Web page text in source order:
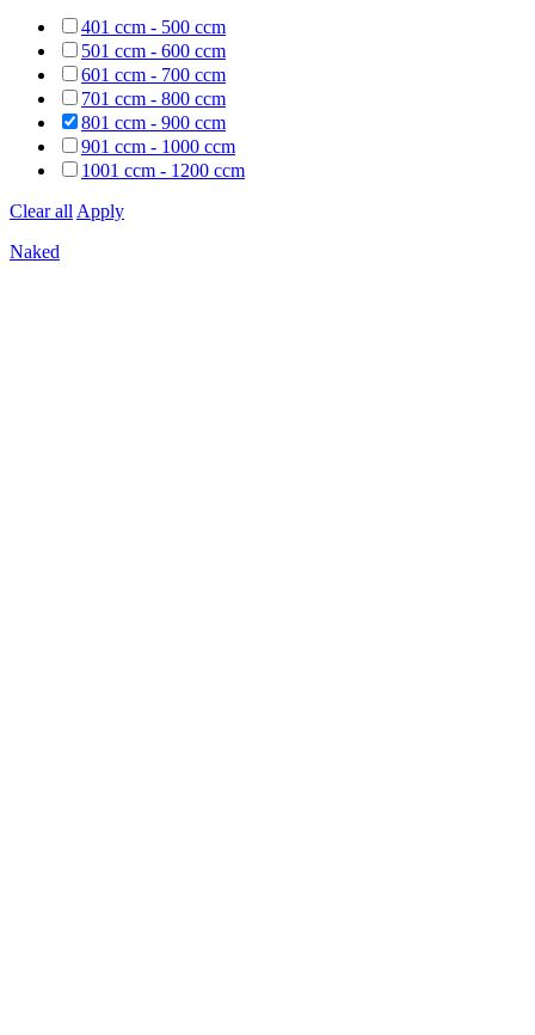
401 ccm - 500 ccm
501 ccm - 600 ccm
601 ccm - 700 ccm
701 ccm - 800 ccm
801 ccm - 900 ccm
901 ccm - 1000 ccm
1001 ccm - 1200 ccm
Clear all Apply
Naked